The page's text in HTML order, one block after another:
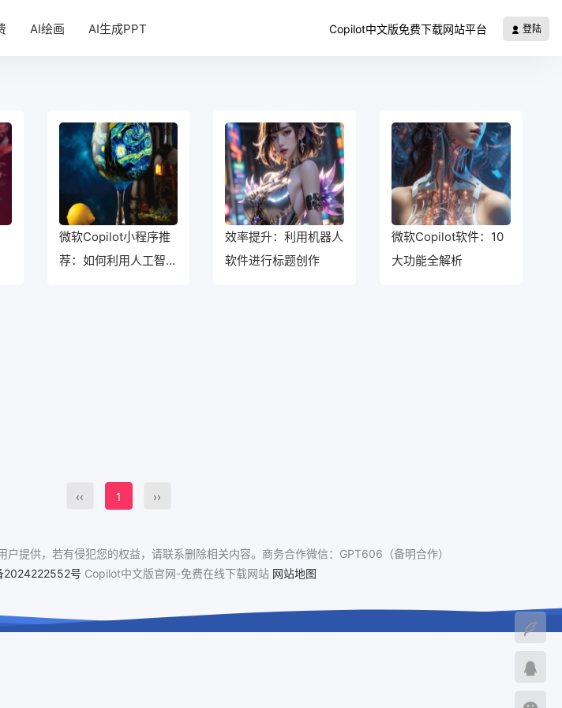
AI绘画 AI生成PPT Copilot中文版免费下载网站平台 登陆
微软Copilot小程序推
荐：如何利用人工智能
效率提升：利用机器人
软件进行标题创作
微软Copilot软件：10
大功能全解析
‹‹ 1 ››
提供，若有侵犯您的权益，请联系删除相关内容。商务合作微信：GPT606（备明合作）
2024222552号 Copilot中文版官网-免费在线下载网站 网站地图